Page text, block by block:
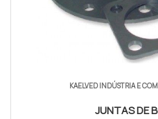
KAELVED INDÚSTRIA E
JUNTAS DE